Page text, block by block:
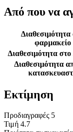
Από που να
Διαθεσιμότητα
φαρμακείο
Διαθεσιμότητα
Διαθεσιμότητα
Εκτίμηση
Προδιαγραφές 5
Τιμή 4.7